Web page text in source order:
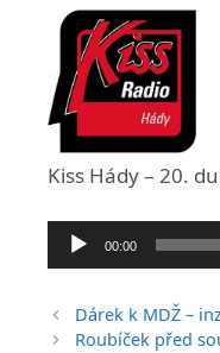
Kiss Hády – 20.
Audio
přehrávač
00:00
Dárek k MDŽ –
Roubíček před